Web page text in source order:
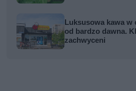
Luksusowa kawa w
od bardzo dawna.
zachwyceni